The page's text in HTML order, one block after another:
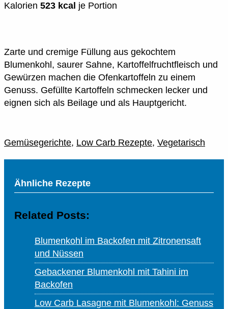
Kalorien 523 kcal je Portion
Zarte und cremige Füllung aus gekochtem
Blumenkohl, saurer Sahne, Kartoffelfruchtfleisch und
Gewürzen machen die Ofenkartoffeln zu einem
Genuss. Gefüllte Kartoffeln schmecken lecker und
eignen sich als Beilage und als Hauptgericht.
Gemüsegerichte, Low Carb Rezepte, Vegetarisch
Ähnliche Rezepte
Related Posts:
Blumenkohl im Backofen mit Zitronensaft
und Nüssen
Gebackener Blumenkohl mit Tahini im
Backofen
Low Carb Lasagne mit Blumenkohl: Genuss